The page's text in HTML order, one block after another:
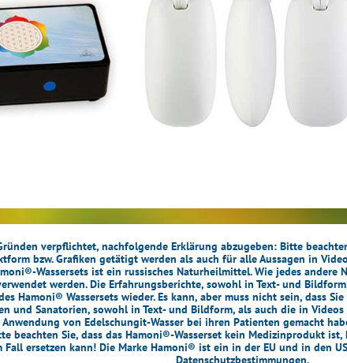
verpflichtet, nachfolgende Erklärung abzugeben: Bitte
bzw. Grafiken getätigt werden als auch für alle Aussagen in
Wassersets ist ein russisches Naturheilmittel. Wie jedes
werden. Die Erfahrungsberichte, sowohl in Text- und
Hamoni® Wassersets wieder. Es kann, aber muss nicht sein, dass
und Sanatorien, sowohl in Text- und Bildform, als auch die in
von Edelschungit-Wasser bei ihren Patienten gemacht
beachten Sie, dass das Hamoni®-Wasserset kein Medizinprodukt
ersetzen kann! Die Marke Hamoni® ist ein in der EU und in den
Datenschutzbestimmungen.